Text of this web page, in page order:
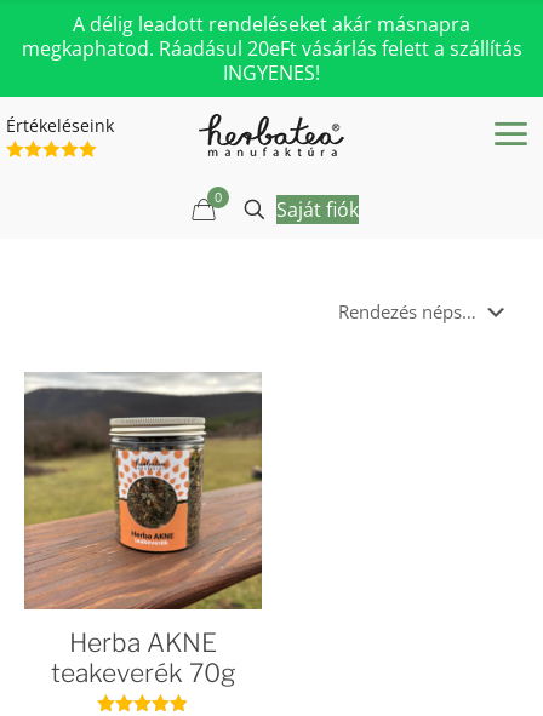
A délig leadott rendeléseket akár másnapra
megkaphatod. Ráadásul 20eFt vásárlás felett a szállítás
INGYENES!
Értékeléseink
0 Saját fiók
Herba AKNE
teakeverék 70g